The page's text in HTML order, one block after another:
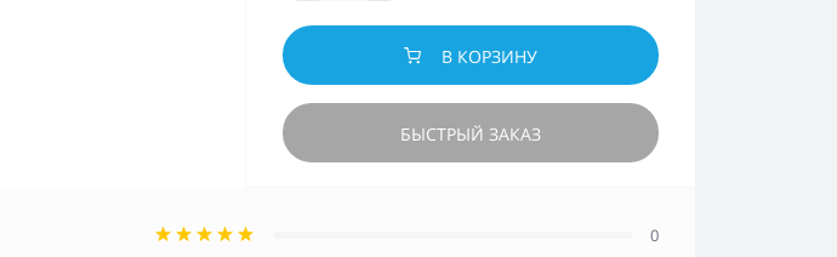
В КОРЗИНУ
БЫСТРЫЙ ЗАКАЗ
0